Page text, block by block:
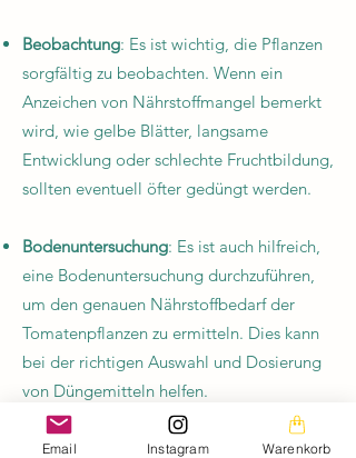
Beobachtung: Es ist wichtig, die Pflanzen
sorgfältig zu beobachten. Wenn ein
Anzeichen von Nährstoffmangel bemerkt
wird, wie gelbe Blätter, langsame
Entwicklung oder schlechte Fruchtbildung,
sollten eventuell öfter gedüngt werden.
Bodenuntersuchung: Es ist auch hilfreich,
eine Bodenuntersuchung durchzuführen,
um den genauen Nährstoffbedarf der
Tomatenpflanzen zu ermitteln. Dies kann
bei der richtigen Auswahl und Dosierung
von Düngemitteln helfen.
Email Instagram Warenkorb